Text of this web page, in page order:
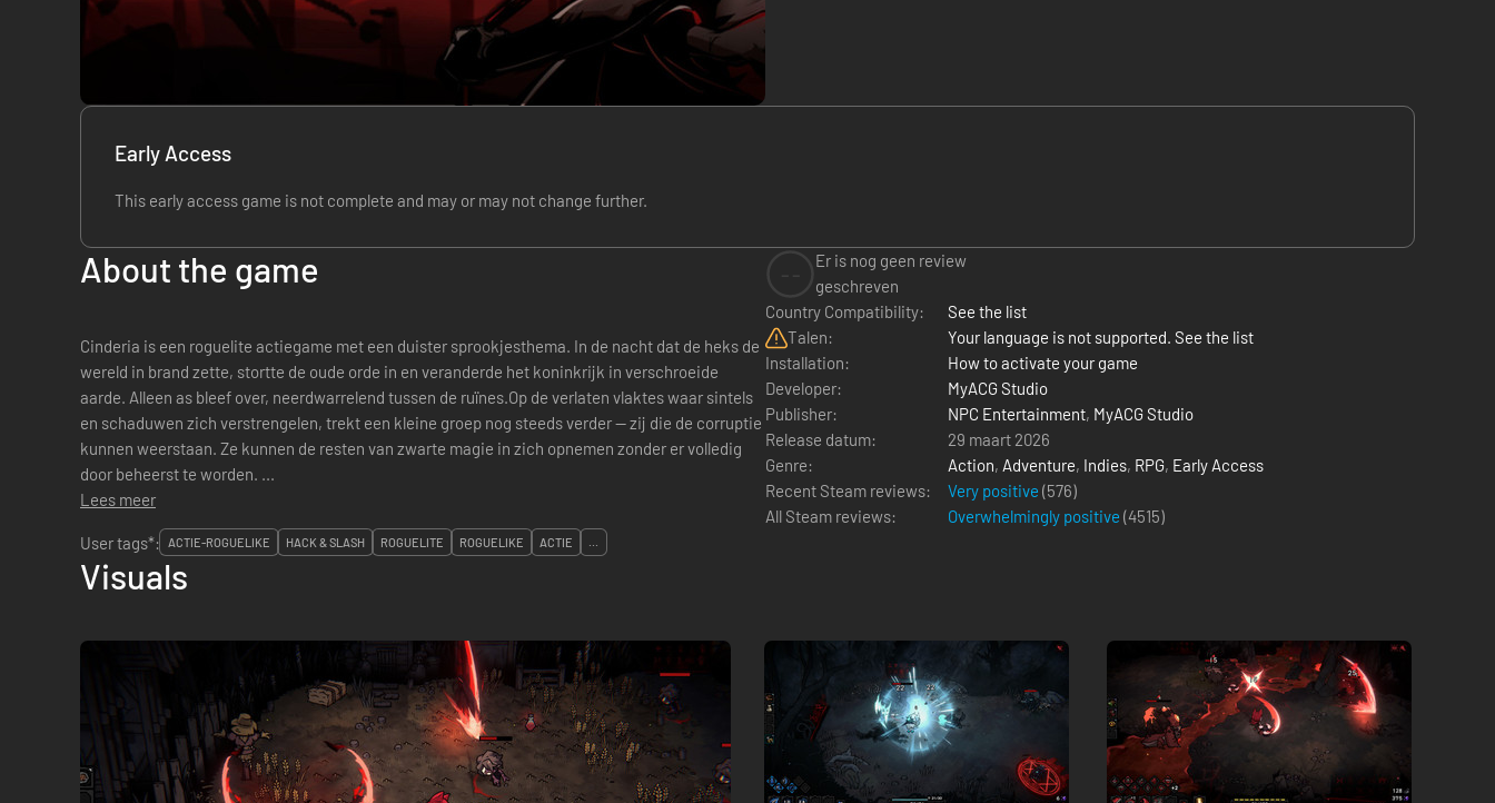
Early Access
This early access game is not complete and may or may not change further.
About the game
Cinderia is een roguelite actiegame met een duister sprookjesthema. In de nacht dat de heks de
wereld in brand zette, stortte de oude orde in en veranderde het koninkrijk in verschroeide
aarde. Alleen as bleef over, neerdwarrelend tussen de ruïnes.Op de verlaten vlaktes waar sintels
en schaduwen zich verstrengelen, trekt een kleine groep nog steeds verder — zij die de corruptie
kunnen weerstaan. Ze kunnen de resten van zwarte magie in zich opnemen zonder er volledig
door beheerst te worden. ...
Lees meer
Er is nog geen review
geschreven
Country Compatibility:
See the list
Talen:
Your language is not supported. See the list
Installation:
How to activate your game
Developer:
MyACG Studio
Publisher:
NPC Entertainment, MyACG Studio
Release datum:
29 maart 2026
Genre:
Action, Adventure, Indies, RPG, Early Access
Recent Steam reviews:
Very positive (576)
All Steam reviews:
Overwhelmingly positive (4515)
User tags*:
ACTIE-ROGUELIKE HACK & SLASH ROGUELITE ROGUELIKE ACTIE ...
Visuals